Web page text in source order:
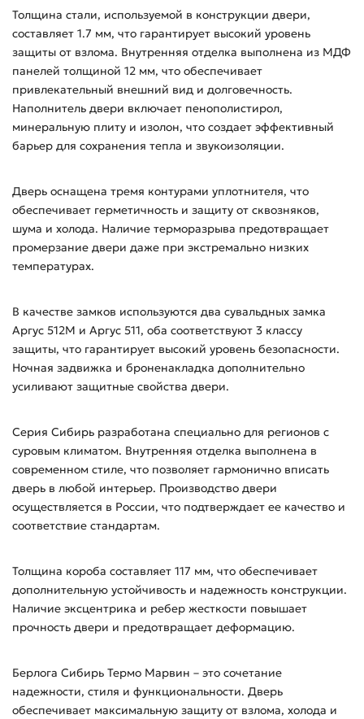
Толщина стали, используемой в конструкции двери,
составляет 1.7 мм, что гарантирует высокий уровень
защиты от взлома. Внутренняя отделка выполнена из МДФ
панелей толщиной 12 мм, что обеспечивает
привлекательный внешний вид и долговечность.
Наполнитель двери включает пенополистирол,
минеральную плиту и изолон, что создает эффективный
барьер для сохранения тепла и звукоизоляции.
Дверь оснащена тремя контурами уплотнителя, что
обеспечивает герметичность и защиту от сквозняков,
шума и холода. Наличие терморазрыва предотвращает
промерзание двери даже при экстремально низких
температурах.
В качестве замков используются два сувальдных замка
Аргус 512М и Аргус 511, оба соответствуют 3 классу
защиты, что гарантирует высокий уровень безопасности.
Ночная задвижка и броненакладка дополнительно
усиливают защитные свойства двери.
Серия Сибирь разработана специально для регионов с
суровым климатом. Внутренняя отделка выполнена в
современном стиле, что позволяет гармонично вписать
дверь в любой интерьер. Производство двери
осуществляется в России, что подтверждает ее качество и
соответствие стандартам.
Толщина короба составляет 117 мм, что обеспечивает
дополнительную устойчивость и надежность конструкции.
Наличие эксцентрика и ребер жесткости повышает
прочность двери и предотвращает деформацию.
Берлога Сибирь Термо Марвин – это сочетание
надежности, стиля и функциональности. Дверь
обеспечивает максимальную защиту от взлома, холода и